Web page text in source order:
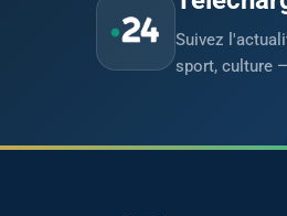
Suivez
sport, culture